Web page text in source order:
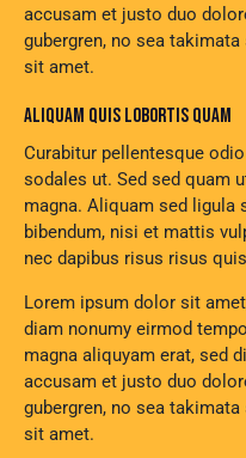
accusam et justo duo
gubergren, no sea
sit amet.
ALIQUAM QUIS LOBORTIS QUAM
Curabitur pellentesque
sodales ut. Sed sed quam
magna. Aliquam sed ligula
bibendum, nisi et mattis
nec dapibus risus risus
Lorem ipsum dolor sit
diam nonumy eirmod
magna aliquyam erat, sed
accusam et justo duo
gubergren, no sea
sit amet.